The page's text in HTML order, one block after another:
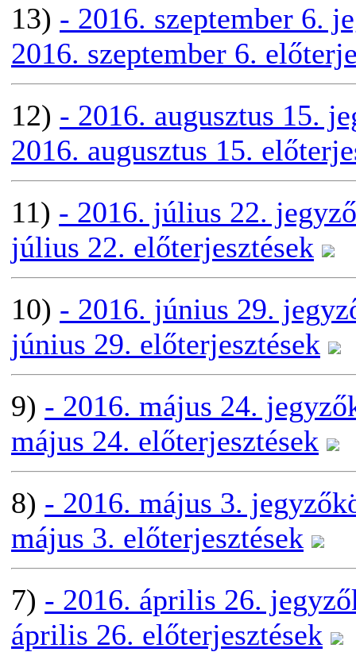
13) - 2016. szeptember 6.
2016. szeptember 6.
12) - 2016. augusztus 15.
2016. augusztus 15.
11) - 2016. július 22.
július 22. előterjesztések
10) - 2016. június 29.
június 29. előterjesztések
9) - 2016. május 24.
május 24. előterjesztések
8) - 2016. május 3.
május 3. előterjesztések
7) - 2016. április 26.
április 26. előterjesztések